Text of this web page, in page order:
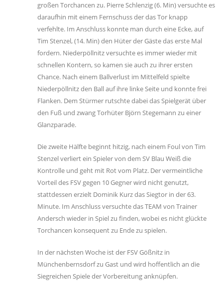
großen Torchancen zu. Pierre Schlenzig (6. Min) versuchte es
daraufhin mit einem Fernschuss der das Tor knapp
verfehlte. Im Anschluss konnte man durch eine Ecke, auf
Tim Stenzel, (14. Min) den Hüter der Gäste das erste Mal
fordern. Niederpöllnitz versuchte es immer wieder mit
schnellen Kontern, so kamen sie auch zu ihrer ersten
Chance. Nach einem Ballverlust im Mittelfeld spielte
Niederpöllnitz den Ball auf ihre linke Seite und konnte frei
Flanken. Dem Stürmer rutschte dabei das Spielgerät über
den Fuß und zwang Torhüter Björn Stegemann zu einer
Glanzparade.
Die zweite Hälfte beginnt hitzig, nach einem Foul von Tim
Stenzel verliert ein Spieler von dem SV Blau Weiß die
Kontrolle und geht mit Rot vom Platz. Der vermeintliche
Vorteil des FSV gegen 10 Gegner wird nicht genutzt,
stattdessen erzielt Dominik Kurz das Siegtor in der 63.
Minute. Im Anschluss versuchte das TEAM von Trainer
Andersch wieder in Spiel zu finden, wobei es nicht glückte
Torchancen konsequent zu Ende zu spielen.
In der nächsten Woche ist der FSV Gößnitz in
Münchenbernsdorf zu Gast und wird hoffentlich an die
Siegreichen Spiele der Vorbereitung anknüpfen.